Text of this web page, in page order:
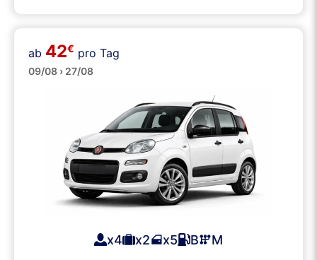
Klein
ab 42€ pro Tag
09/08 › 27/08
x4 x2 x5 B M